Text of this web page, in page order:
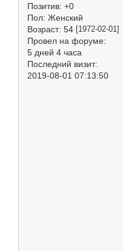
Позитив: +0
Пол: Женский
Возраст: 54 [1972-02-01]
Провел на форуме:
5 дней 4 часа
Последний визит:
2019-08-01 07:13:50